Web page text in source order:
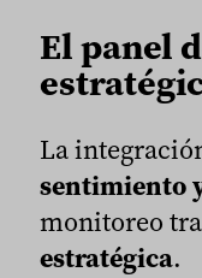
El panel
La
sentimiento
monitoreo
estratégica.